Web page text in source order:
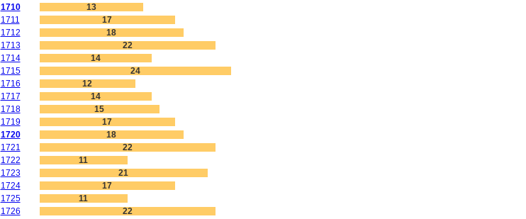
1710
13
1711
17
1712
18
1713
22
1714
14
1715
24
1716
12
1717
14
1718
15
1719
17
1720
18
1721
22
1722
11
1723
21
1724
17
1725
11
1726
22